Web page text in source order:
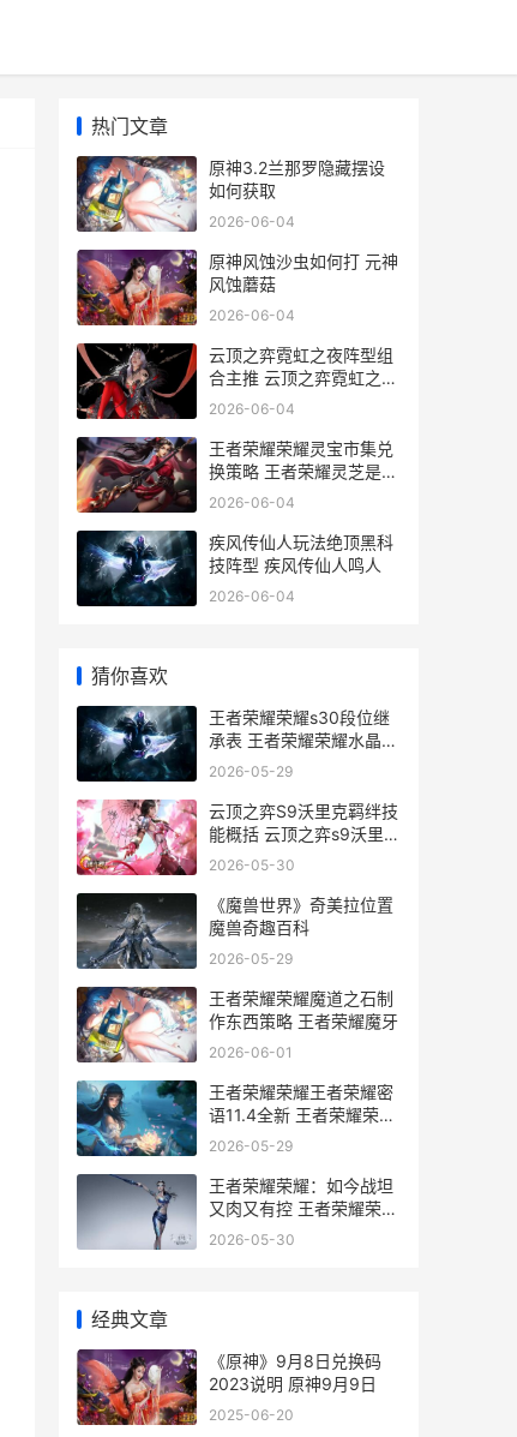
热门文章
原神3.2兰那罗隐藏摆设
如何获取
2026-06-04
原神风蚀沙虫如何打 元神
风蚀蘑菇
2026-06-04
云顶之弈霓虹之夜阵型组
合主推 云顶之弈霓虹之夜
什么时候出的
2026-06-04
王者荣耀荣耀灵宝市集兑
换策略 王者荣耀灵芝是什
么
2026-06-04
疾风传仙人玩法绝顶黑科
技阵型 疾风传仙人鸣人
2026-06-04
猜你喜欢
王者荣耀荣耀s30段位继
承表 王者荣耀荣耀水晶多
少次必出
2026-05-29
云顶之弈S9沃里克羁绊技
能概括 云顶之弈s9沃里克
主c阵容
2026-05-30
《魔兽世界》奇美拉位置
魔兽奇趣百科
2026-05-29
王者荣耀荣耀魔道之石制
作东西策略 王者荣耀魔牙
2026-06-01
王者荣耀荣耀王者荣耀密
语11.4全新 王者荣耀荣耀
王者图片
2026-05-29
王者荣耀荣耀：如今战坦
又肉又有控 王者荣耀荣耀
之章
2026-05-30
经典文章
《原神》9月8日兑换码
2023说明 原神9月9日
2025-06-20